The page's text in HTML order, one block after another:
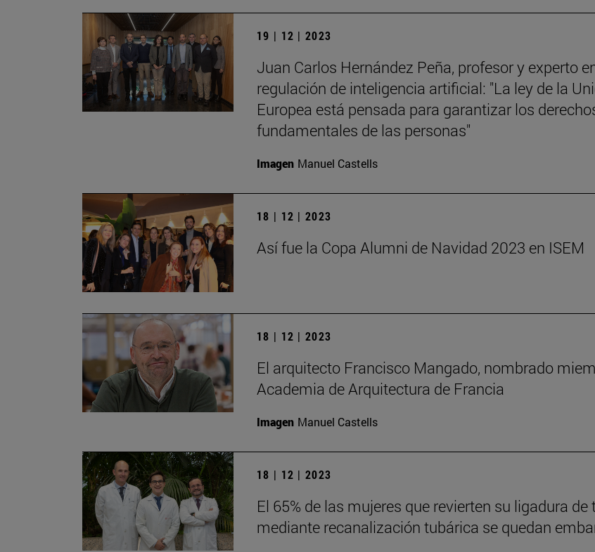
19 | 12 | 2023
Juan Carlos Hernández Peña, profesor y experto
regulación de inteligencia artificial: "La ley de la
Europea está pensada para garantizar los
fundamentales de las personas"
Imagen Manuel Castells
18 | 12 | 2023
Así fue la Copa Alumni de Navidad 2023 en ISEM
18 | 12 | 2023
El arquitecto Francisco Mangado, nombrado
Academia de Arquitectura de Francia
Imagen Manuel Castells
18 | 12 | 2023
El 65% de las mujeres que revierten su ligadura
mediante recanalización tubárica se quedan